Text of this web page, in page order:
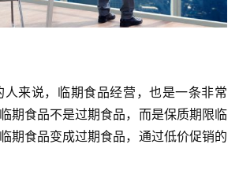
来说，临期食品经营，也是一条非常
期食品不是过期食品，而是保质期限临
期食品变成过期食品，通过低价促销的